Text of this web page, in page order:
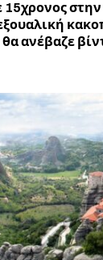
15χρονος
ανέβαζε